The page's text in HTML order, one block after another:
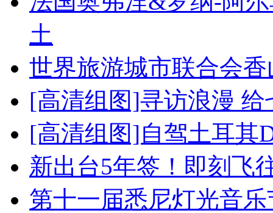
土
世界旅游城市联合会
[高清组图]寻访浪漫
[高清组图]自驾土耳其
新出台5年签！即刻飞
第十一届悉尼灯光音